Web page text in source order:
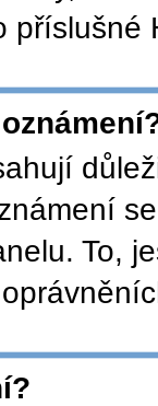
příslušné
To,